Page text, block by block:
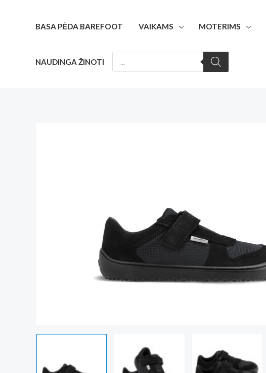
BASA PĖDA BAREFOOT VAIKAMS MOTERIMS
NAUDINGA ŽINOTI
PRODUCTS
SEARCH